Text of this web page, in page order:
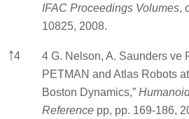
IFAC Proceedings Volumes,
10825, 2008.
￪4
4 G. Nelson, A. Saunders ve
PETMAN and Atlas Robots at
Boston Dynamics,”
Reference pp, pp. 169-186,